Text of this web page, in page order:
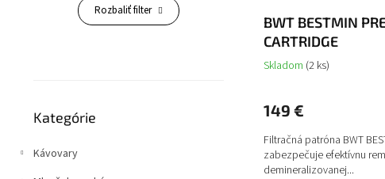
Rozbaliť filter
kategórie
Kategórie
Kávovary
v
BWT BESTMIN
CARTRIDGE
Skladom (2 ks)
149 €
Filtračná patróna BWT
zabezpečuje efektívnu
demineralizovanej...